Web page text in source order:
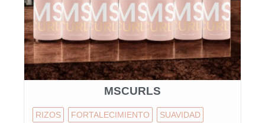
MSCURLS
RIZOS FORTALECIMIENTO SUAVIDAD